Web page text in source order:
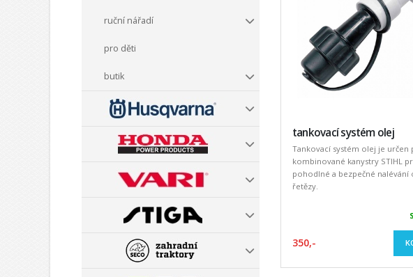
ruční nářadí
pro děti
butik
tankovací systém olej
Tankovací systém olej je určen
kombinované kanystry STIHL
pohodlné a bezpečné nalévání
řetězy.
350,-